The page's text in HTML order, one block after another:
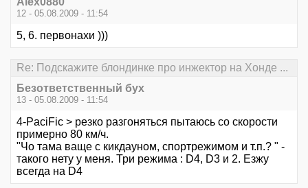
12 - 05.08.2009 - 11:54
5, 6. первонахи )))
Re: Подскажите блондинке про инжектор на Хонде ...
Безответственный бух
13 - 05.08.2009 - 11:54
4-PaciFic > резко разгоняться пытаюсь со скорости
примерно 80 км/ч.
"Чо тама ваще с кикдауном, спортрежимом и т.п.? " -
такого нету у меня. Три режима : D4, D3 и 2. Езжу
всегда на D4